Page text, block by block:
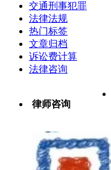
交通刑事犯罪
法律法规
热门标签
文章归档
诉讼费计算
法律咨询
律师咨询